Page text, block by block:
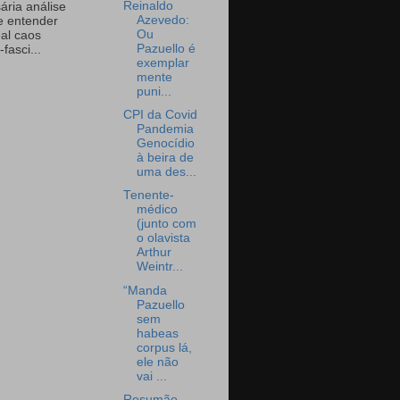
análise
entender
caos
Reinaldo
Azevedo:
Ou
Pazuello é
exemplar
mente
puni...
CPI da Covid
Pandemia
Genocídio
à beira de
uma des...
Tenente-
médico
(junto com
o olavista
Arthur
Weintr...
“Manda
Pazuello
sem
habeas
corpus lá,
ele não
vai ...